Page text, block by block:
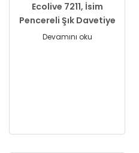
Ecolive 7211, İsim
Pencereli Şık Davetiye
Devamını oku